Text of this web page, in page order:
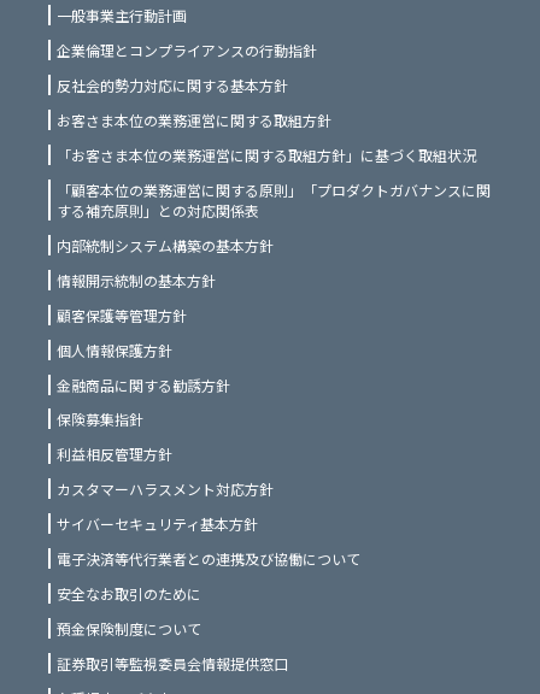
一般事業主行動計画
企業倫理とコンプライアンスの行動指針
反社会的勢力対応に関する基本方針
お客さま本位の業務運営に関する取組方針
「お客さま本位の業務運営に関する取組方針」に基づく取組状況
「顧客本位の業務運営に関する原則」「プロダクトガバナンスに関
する補充原則」との対応関係表
内部統制システム構築の基本方針
情報開示統制の基本方針
顧客保護等管理方針
個人情報保護方針
金融商品に関する勧誘方針
保険募集指針
利益相反管理方針
カスタマーハラスメント対応方針
サイバーセキュリティ基本方針
電子決済等代行業者との連携及び協働について
安全なお取引のために
預金保険制度について
証券取引等監視委員会情報提供窓口